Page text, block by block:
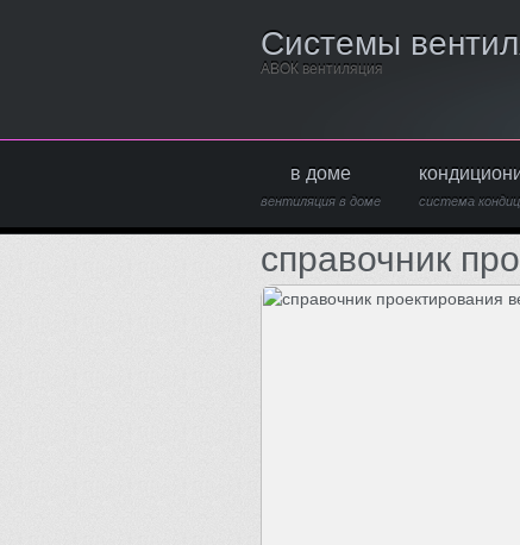
Системы
АВОК вентиляция
в доме
вентиляция в доме система
справочник